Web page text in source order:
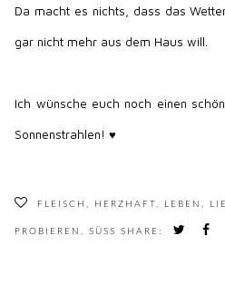
Da macht es nichts, dass das
gar nicht mehr aus dem Haus will.
Ich wünsche euch noch einen
Sonnenstrahlen! ♥
FLEISCH HERZHAFT LEBEN
PROBIEREN SÜSS SHARE: